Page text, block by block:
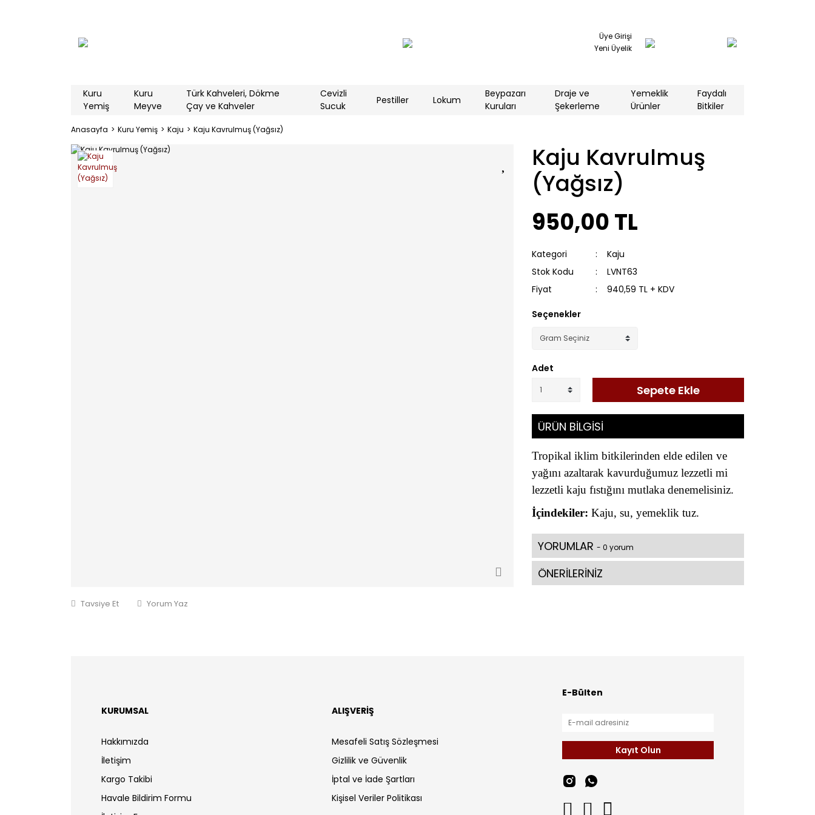
Üye Girişi
Yeni Üyelik
Kuru
Yemiş
Kuru
Meyve
Türk Kahveleri, Dökme
Çay ve Kahveler
Cevizli
Sucuk
Pestiller Lokum
Beypazarı
Kuruları
Draje ve
Şekerleme
Yemeklik
Ürünler
Faydalı
Bitkiler
Anasayfa Kuru Yemiş Kaju Kaju Kavrulmuş (Yağsız)
Tavsiye Et Yorum Yaz
Kaju Kavrulmuş
(Yağsız)
950,00 TL
Kategori
Kaju
Stok Kodu
LVNT63
Fiyat
940,59 TL + KDV
Seçenekler
Adet
Sepete Ekle
ÜRÜN BİLGİSİ
Tropikal iklim bitkilerinden elde edilen ve
yağını azaltarak kavurduğumuz lezzetli mi
lezzetli kaju fıstığını mutlaka denemelisiniz.
İçindekiler: Kaju, su, yemeklik tuz.
YORUMLAR - 0 yorum
ÖNERİLERİNİZ
KURUMSAL
Hakkımızda
İletişim
Kargo Takibi
Havale Bildirim Formu
ALIŞVERİŞ
Mesafeli Satış Sözleşmesi
Gizlilik ve Güvenlik
İptal ve İade Şartları
Kişisel Veriler Politikası
E-Bülten
Kayıt Olun